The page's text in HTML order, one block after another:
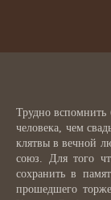
Трудно вспомнить
человека, чем
клятвы в вечной
союз. Для того
сохранить в
прошедшего